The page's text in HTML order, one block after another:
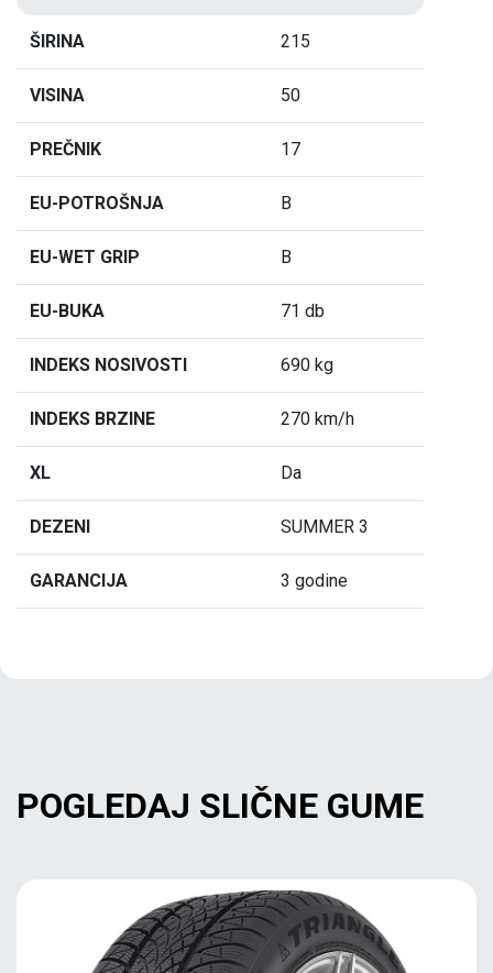
ŠIRINA 215
VISINA 50
PREČNIK 17
EU-POTROŠNJA B
EU-WET GRIP B
EU-BUKA 71 db
INDEKS NOSIVOSTI 690 kg
INDEKS BRZINE 270 km/h
XL Da
DEZENI SUMMER 3
GARANCIJA 3 godine
POGLEDAJ SLIČNE GUME